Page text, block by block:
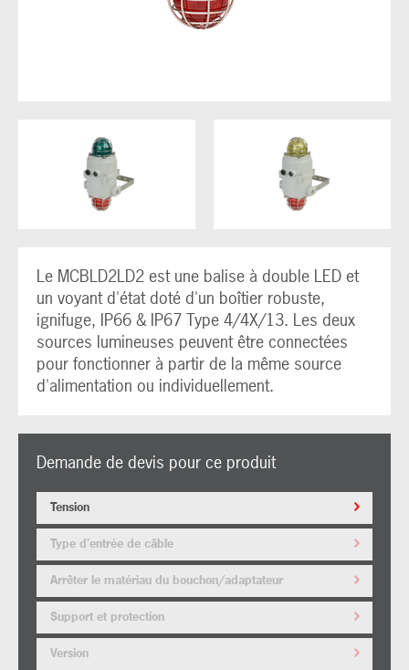
Le MCBLD2LD2 est une balise à double LED et
un voyant d'état doté d'un boîtier robuste,
ignifuge, IP66 & IP67 Type 4/4X/13. Les deux
sources lumineuses peuvent être connectées
pour fonctionner à partir de la même source
d'alimentation ou individuellement.
Demande de devis pour ce produit
Tension
Type d'entrée de câble
Arrêter le matériau du bouchon/adaptateur
Support et protection
Version